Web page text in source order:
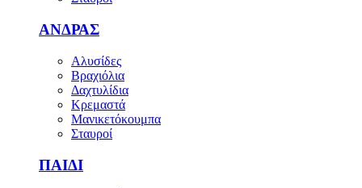
ΑΝΔΡΑΣ
Αλυσίδες
Βραχιόλια
Δαχτυλίδια
Κρεμαστά
Μανικετόκουμπα
Σταυροί
ΠΑΙΔΙ